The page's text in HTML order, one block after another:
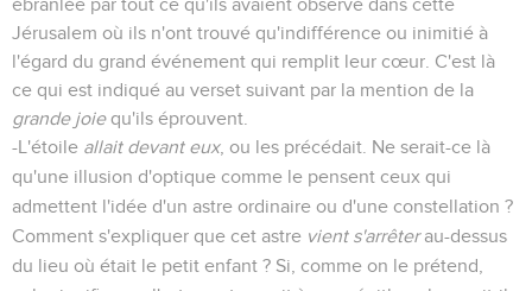
ébranlée par tout ce qu'ils avaient observé dans cette
Jérusalem où ils n'ont trouvé qu'indifférence ou inimitié à
l'égard du grand événement qui remplit leur cœur. C'est là
ce qui est indiqué au verset suivant par la mention de la
grande joiequ'ils éprouvent.
-L'étoile allait devant eux, ou les précédait. Ne serait-ce là
qu'une illusion d'optique comme le pensent ceux qui
admettent l'idée d'un astre ordinaire ou d'une constellation ?
Comment s'expliquer que cet astre vient s'arrêterau-dessus
du lieu où était le petit enfant ? Si, comme on le prétend,